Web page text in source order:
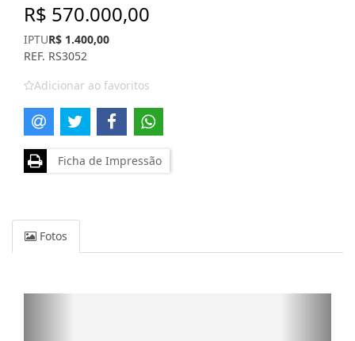
R$ 570.000,00
IPTUR$ 1.400,00
REF. RS3052
Adicionar ao favoritos
Ficha de Impressão
Fotos